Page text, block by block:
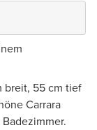
breit, 55 cm tief
Carrara